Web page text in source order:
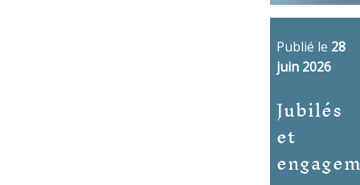
Publié le 28
juin 2026
Jubilés
et